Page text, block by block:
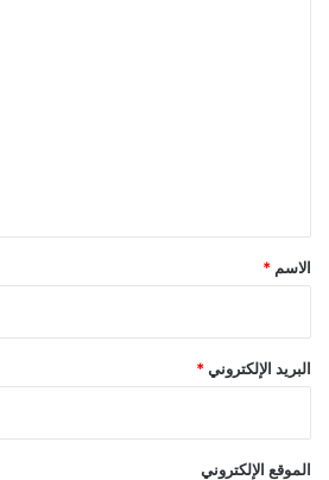
*
الاسم *
البريد الإلكتروني *
الموقع الإلكتروني